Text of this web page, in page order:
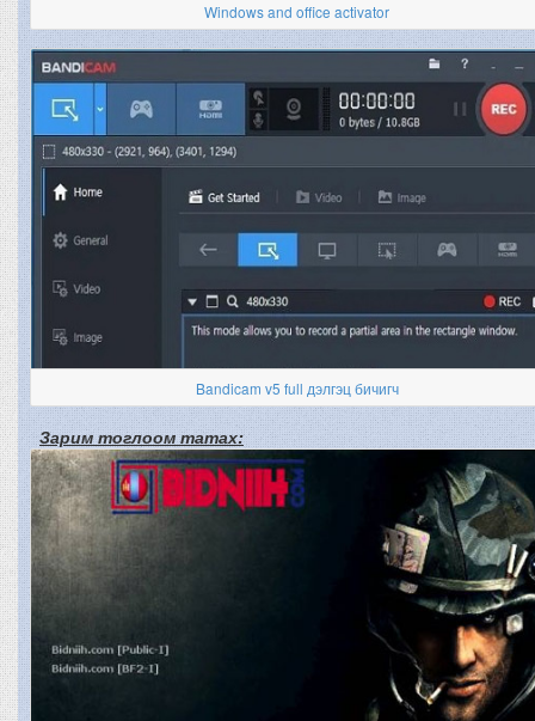
Windows and office activator
Bandicam v5 full дэлгэц бичигч
Зарим тоглоом татах: